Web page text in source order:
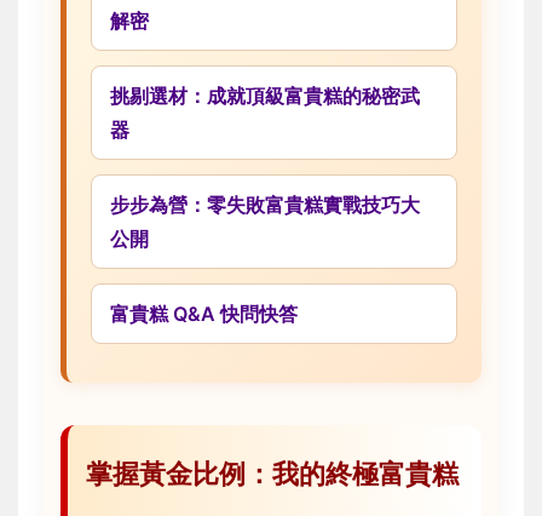
解密
挑剔選材：成就頂級富貴糕的秘密武
器
步步為營：零失敗富貴糕實戰技巧大
公開
富貴糕 Q&A 快問快答
掌握黃金比例：我的終極富貴糕